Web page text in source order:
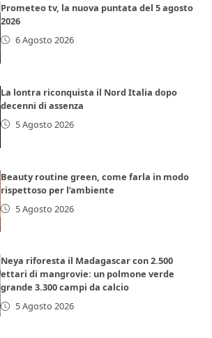
Prometeo tv, la nuova puntata del 5 agosto
2026
6 Agosto 2026
La lontra riconquista il Nord Italia dopo
decenni di assenza
5 Agosto 2026
Beauty routine green, come farla in modo
rispettoso per l’ambiente
5 Agosto 2026
Neya riforesta il Madagascar con 2.500
ettari di mangrovie: un polmone verde
grande 3.300 campi da calcio
5 Agosto 2026